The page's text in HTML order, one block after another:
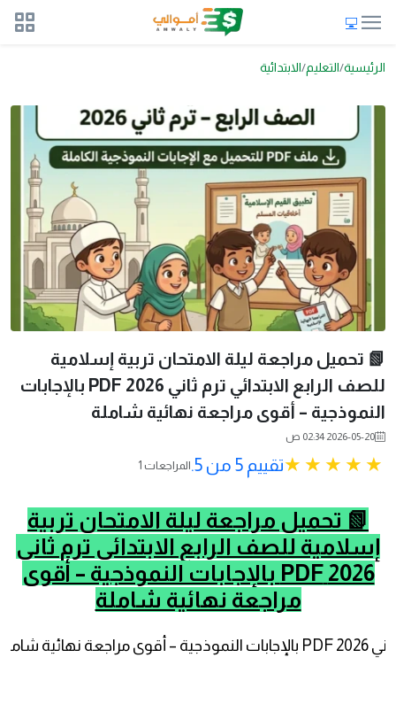
الرئيسية التعليم الابتدائية
📗 تحميل مراجعة ليلة الامتحان تربية إسلامية
للصف الرابع الابتدائي ترم ثاني 2026 PDF بالإجابات
النموذجية – أقوى مراجعة نهائية شاملة
2026-05-20 02:34 ص
تقييم 5 من 5. 1 المراجعات
📗 تحميل مراجعة ليلة الامتحان تربية
إسلامية للصف الرابع الابتدائي ترم ثاني
2026 PDF بالإجابات النموذجية – أقوى
مراجعة نهائية شاملة